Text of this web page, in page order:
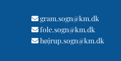
 gram.sogn@km.dk
 fole.sogn@km.dk
 højrup.sogn@km.dk